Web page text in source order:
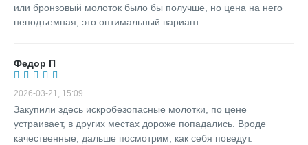
или бронзовый молоток было бы получше, но цена на него
неподъемная, это оптимальный вариант.
Федор П
2026-03-21, 15:09
Закупили здесь искробезопасные молотки, по цене
устраивает, в других местах дороже попадались. Вроде
качественные, дальше посмотрим, как себя поведут.